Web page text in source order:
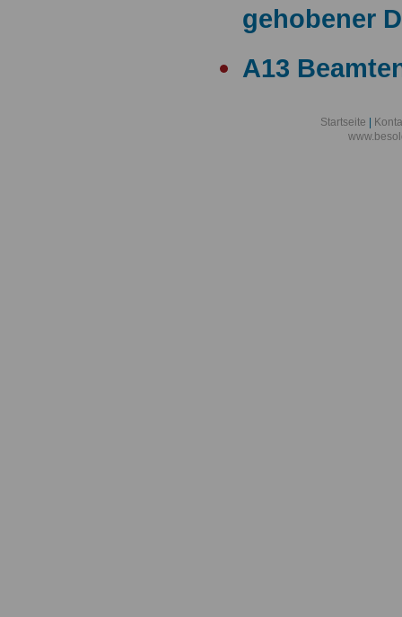
gehobener
A13
A13
Startseite